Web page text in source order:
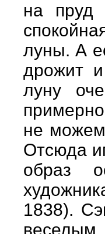
на пруд
луны. А
дрожит
луну
не можем
Отсюда
образ
1838).